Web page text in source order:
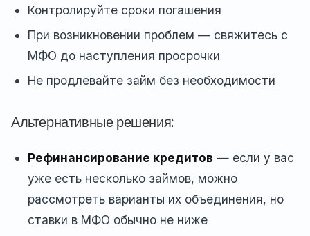
Контролируйте сроки погашения
При возникновении проблем — свяжитесь с
МФО до наступления просрочки
Не продлевайте займ без необходимости
Альтернативные решения:
Рефинансирование кредитов — если у вас
уже есть несколько займов, можно
рассмотреть варианты их объединения, но
ставки в МФО обычно не ниже